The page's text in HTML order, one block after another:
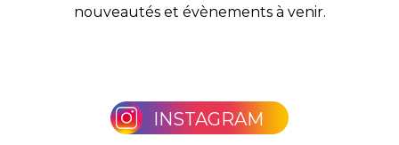
nouveautés et évènements à venir.
INSTAGRAM